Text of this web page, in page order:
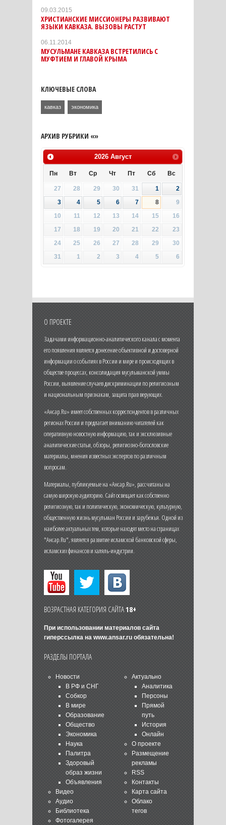
09.03.2015
ХРИСТИАНСКИЕ МИССИОНЕРЫ РАЗВИВАЮТ
ЯЗЫКИ КАВКАЗА. ВЫЗОВЫ РАСТУТ
06.11.2014
МУСУЛЬМАНЕ КАВКАЗА ВСТРЕТИЛИСЬ С
МУФТИЕМ И ГЛАВОЙ КРЫМА
КЛЮЧЕВЫЕ СЛОВА
кавказ экономика
АРХИВ РУБРИКИ «»
2026 Август
Пн Вт Ср Чт Пт Сб Вс
27 28 29 30 31 1
2
3
4 5 6 7 8
9
10
11 12 13 14 15
16
17
18 19 20 21 22
23
24
25 26 27 28 29
30
31
1 2 3 4 5 6
О ПРОЕКТЕ
Задачами информационно-аналитического канала с момента
его появления является донесение объективной и достоверной
информации о событиях в России и мире и происходящих в
обществе процессах, консолидация мусульманской уммы
России, выявление случаев дискриминации по религиозным
и национальным признакам, защита прав верующих.
«Ансар.Ru» имеет собственных корреспондентов в различных
регионах России и предлагает вниманию читателей как
оперативную новостную информацию, так и эксклюзивные
аналитические статьи, обзоры, религиозно-богословские
материалы, мнения известных экспертов по различным
вопросам.
Материалы, публикуемые на «Ансар.Ru», рассчитаны на
самую широкую аудиторию. Сайт освещает как собственно
религиозную, так и политическую, экономическую, культурную,
общественную жизнь мусульман России и зарубежья. Одной из
наиболее актуальных тем, которые находят место на страницах
"Ансар.Ru", является развитие исламской банковской сферы,
исламских финансов и халяль-индустрии.
ВОЗРАСТНАЯ КАТЕГОРИЯ САЙТА18+
При использовании материалов сайта
гиперссылка на www.ansar.ruобязательна!
РАЗДЕЛЫ ПОРТАЛА
Новости
В РФ и СНГ
Собкор
В мире
Образование
Общество
Экономика
Наука
Палитра
Здоровый
образ жизни
Объявления
Видео
Аудио
Библиотека
Фотогалерея
Актуально
Аналитика
Персоны
Прямой
путь
История
Онлайн
О проекте
Размещение
рекламы
RSS
Контакты
Карта сайта
Облако
тегов